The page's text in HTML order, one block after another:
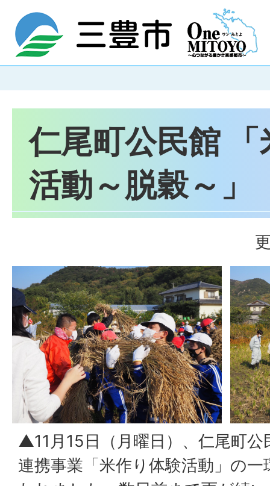
仁尾町公民館
活動～脱穀～」
▲11月15日（月曜日）、仁尾町
連携事業「米作り体験活動」の